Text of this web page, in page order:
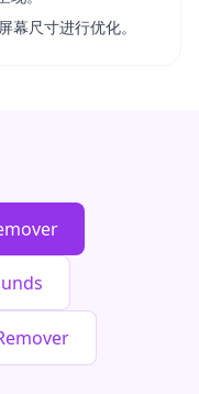
幕尺寸进行优化。